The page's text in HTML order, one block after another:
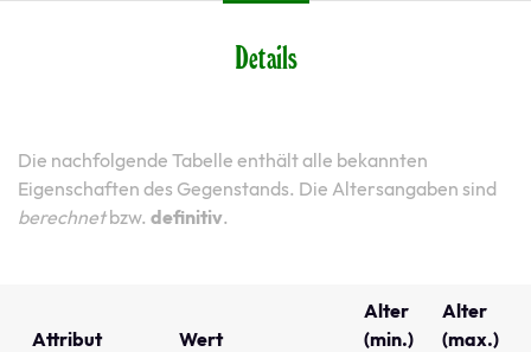
Details
Die nachfolgende Tabelle enthält alle bekannten
Eigenschaften des Gegenstands. Die Altersangaben sind
berechnetbzw. definitiv.
Attribut Wert
Alter
(min.)
Alter
(max.)